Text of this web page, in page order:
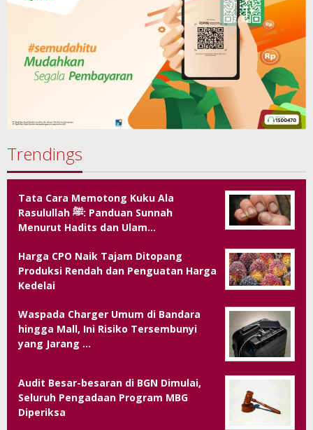
Trendings
Tata Cara Memotong Kuku Ala
Rasulullah ﷺ: Panduan Sunnah
Menurut Hadits dan Ulam…
Harga CPO Naik Tajam Ditopang
Produksi Rendah dan Penguatan Harga
Kedelai
Waspada Charger Umum di Bandara
hingga Mall, Ini Risiko Tersembunyi
yang Jarang …
Audit Besar-besaran di BGN Dimulai,
Seluruh Pengadaan Program MBG
Diperiksa